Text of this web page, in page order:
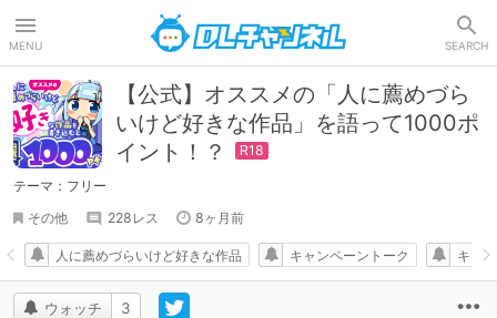
MENU SEARCH
【公式】オススメの「人に薦めづら
いけど好きな作品」を語って1000ポ
イント！？
テーマ：フリー
その他
228レス 8ヶ月前
ウォッチ 3
人に薦めづらいけど好きな作品 キャンペーントーク キャ